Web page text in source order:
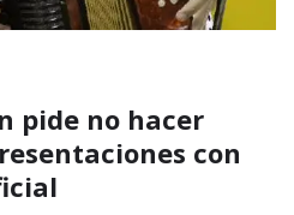
pide no hacer
con